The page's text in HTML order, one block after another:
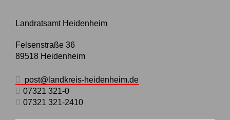
Landratsamt Heidenheim
Felsenstraße 36
89518 Heidenheim
post@landkreis-heidenheim.de
07321 321-0
07321 321-2410